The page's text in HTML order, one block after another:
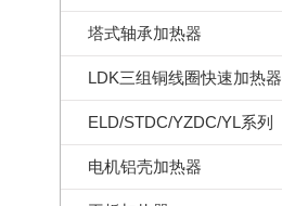
塔式轴承加热器
LDK三组铜线圈快速加热器
ELD/STDC/YZDC/YL系列
电机铝壳加热器